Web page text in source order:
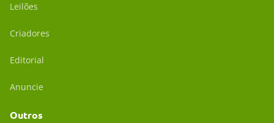
Leilões
Criadores
Editorial
Anuncie
Outros